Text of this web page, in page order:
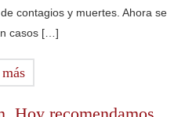
contagios y muertes. Ahora se
casos […]
más